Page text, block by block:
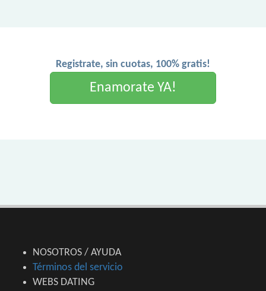
Registrate, sin cuotas, 100% gratis!
Enamorate YA!
NOSOTROS / AYUDA
Términos del servicio
WEBS DATING